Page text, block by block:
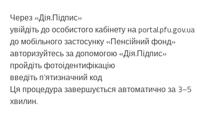
Через «Дія.Підпис»
увійдіть до особистого кабінету на portal.pfu.gov.ua
до мобільного застосунку «Пенсійний фонд»
авторизуйтесь за допомогою «Дія.Підпис»
пройдіть фотоідентифікацію
введіть п’ятизначний код
Ця процедура завершується автоматично за 3–5
хвилин.